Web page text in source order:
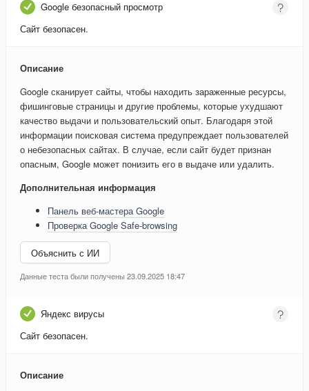
Google безопасный просмотр
Сайт безопасен.
Описание
Google сканирует сайты, чтобы находить зараженные ресурсы,
фишинговые страницы и другие проблемы, которые ухудшают
качество выдачи и пользовательский опыт. Благодаря этой
информации поисковая система предупреждает пользователей
о небезопасных сайтах. В случае, если сайт будет признан
опасным, Google может понизить его в выдаче или удалить.
Дополнительная информация
Панель веб-мастера Google
Проверка Google Safe-browsing
Объяснить с ИИ
Данные теста были получены 23.09.2025 18:47
Яндекс вирусы
Сайт безопасен.
Описание